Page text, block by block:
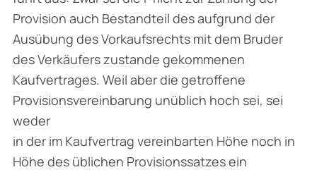
Provision auch Bestandteil des aufgrund der
Ausübung des Vorkaufsrechts mit dem Bruder
des Verkäufers zustande gekommenen
Kaufvertrages. Weil aber die getroffene
Provisionsvereinbarung unüblich hoch sei, sei
weder
in der im Kaufvertrag vereinbarten Höhe noch in
Höhe des üblichen Provisionssatzes ein